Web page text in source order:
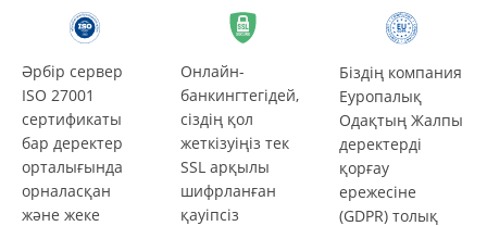
Әрбір сервер
ISO 27001
сертификаты
бар деректер
орталығында
орналасқан
және жеке
Онлайн-
банкингтегідей,
сіздің қол
жеткізуіңіз тек
SSL арқылы
шифрланған
қауіпсіз
Біздің компания
Еуропалық
Одақтың Жалпы
деректерді
қорғау
ережесіне
(GDPR) толық